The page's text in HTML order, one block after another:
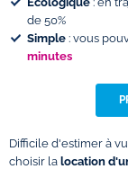
de 50%
Simple : vous
minutes
Difficile d'estimer à
choisir la location